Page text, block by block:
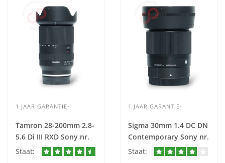
1 JAAR GARANTIE-
Tamron 28-200mm 2.8-
5.6 Di III RXD Sony nr.
2642
Staat:
1 JAAR GARANTIE-
Sigma 30mm 1.4 DC DN
Contemporary Sony nr.
2641
Staat: